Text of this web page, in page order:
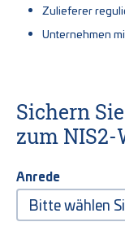
Zulieferer
Unternehmen
Sichern
zum NIS2-
Anrede